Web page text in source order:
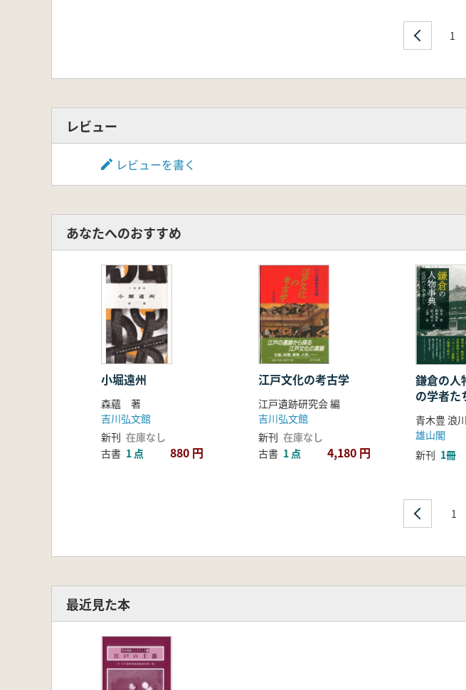
1
レビュー
レビューを書く
あなたへのおすすめ
小堀遠州
森蘊 著
吉川弘文館
新刊 在庫なし
古書 1 点 880 円
江戸文化の考古学
江戸遺跡研究会 編
吉川弘文館
新刊 在庫なし
古書 1 点 4,180 円
鎌倉の人
の学者た
雄山閣
新刊 1冊
1
最近見た本